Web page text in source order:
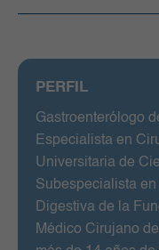
PERFIL
Gastroenterólogo
Especialista en
Universitaria de
Subespecialista
Digestiva de la
Médico Cirujano